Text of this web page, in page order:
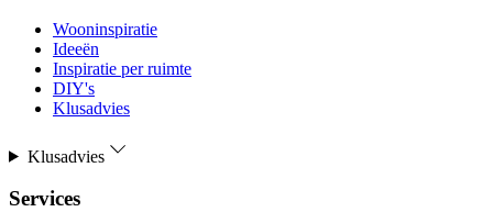
Wooninspiratie
Ideeën
Inspiratie per ruimte
DIY's
Klusadvies
Klusadvies
Services